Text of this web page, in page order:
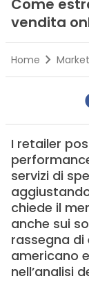
Come
vendita
Home
I retailer
servizi di
chiede il
anche sui
rassegna di
americano
nell’analisi